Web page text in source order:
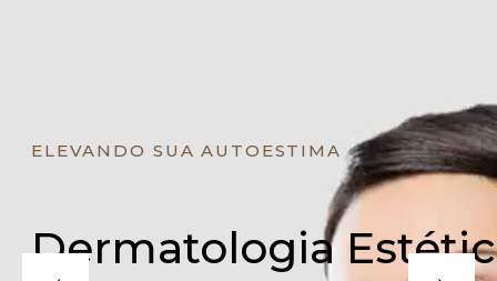
Dermatologia
ELEVANDO SUA AUTOESTIMA